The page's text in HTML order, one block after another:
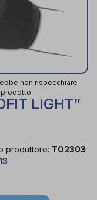
non rispecchiare
LIGHT”
produttore: TO2303